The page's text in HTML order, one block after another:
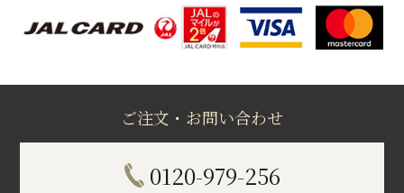
ご注文・お問い合わせ
0120-979-256